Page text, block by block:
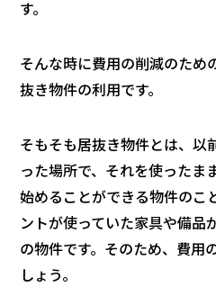
す。
そんな時に費用の削減のため
抜き物件の利用です。
そもそも居抜き物件とは、以
った場所で、それを使ったま
始めることができる物件のこ
ントが使っていた家具や備品
の物件です。そのため、費用
しょう。